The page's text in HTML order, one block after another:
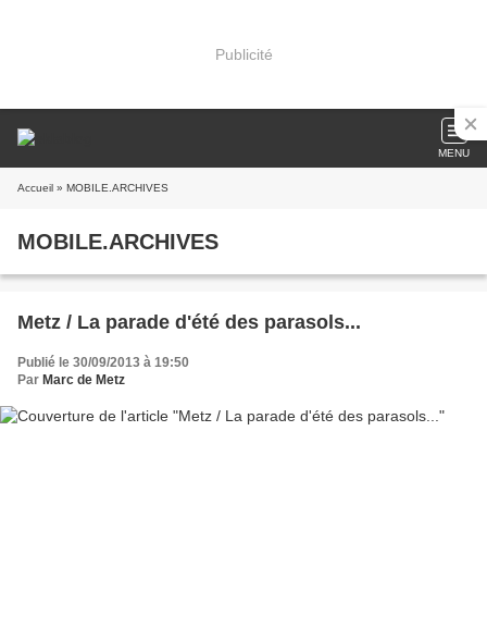
Publicité
MENU
Accueil » MOBILE.ARCHIVES
MOBILE.ARCHIVES
Metz / La parade d'été des parasols...
Publié le 30/09/2013 à 19:50
Par Marc de Metz